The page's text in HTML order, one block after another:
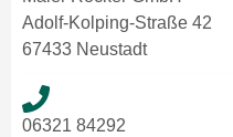
Adolf-Kolping-Straße 42
67433 Neustadt
06321 84292